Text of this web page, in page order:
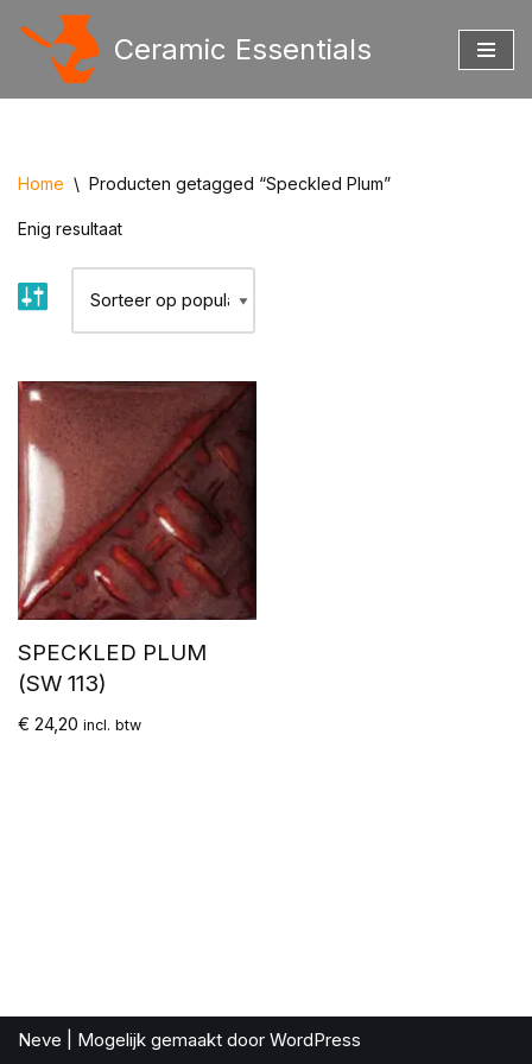
Ceramic Essentials
Home \ Producten getagged “Speckled Plum”
Enig resultaat
SPECKLED PLUM
(SW 113)
€ 24,20 incl. btw
Neve | Mogelijk gemaakt door WordPress